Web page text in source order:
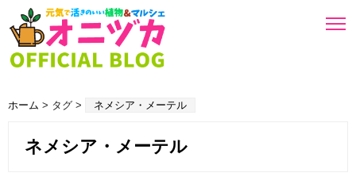
ホーム > タグ > ネメシア・メーテル
ネメシア・メーテル